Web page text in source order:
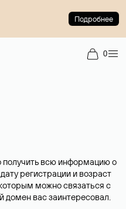
Подробнее
0
всю информацию о
регистрации и возраст
можно связаться с
домен вас заинтересовал.